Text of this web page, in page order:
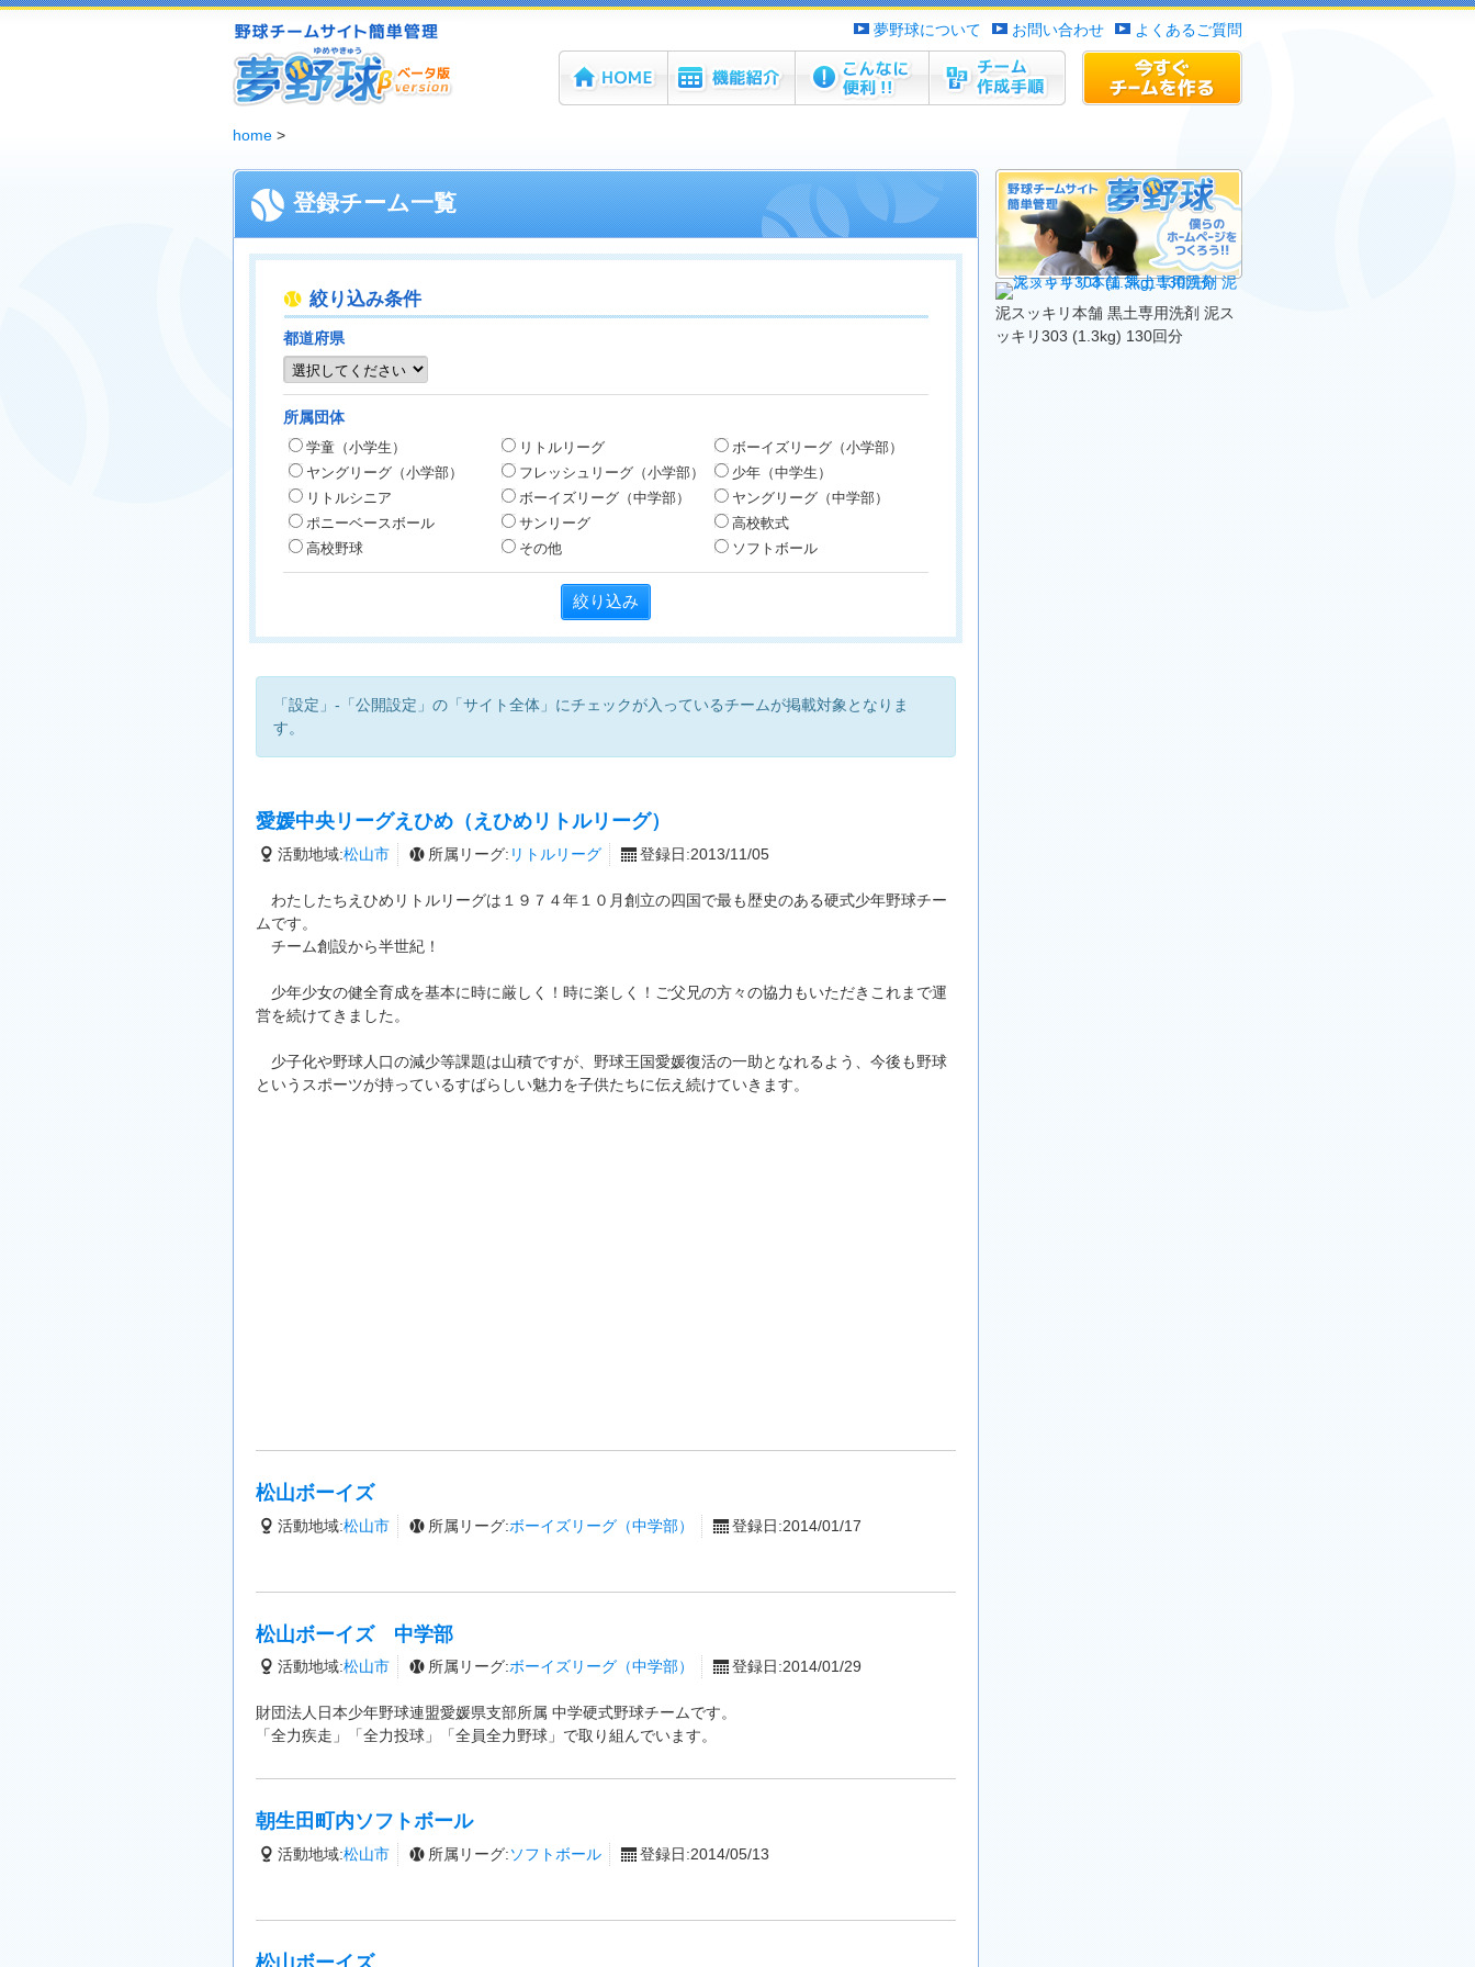
夢野球について お問い合わせ よくあるご質問
home >
登録チーム一覧
絞り込み条件
都道府県
所属団体
学童（小学生） リトルリーグ
ボーイズリーグ（小学部）
ヤングリーグ（小学部）
フレッシュリーグ（小学部）
少年（中学生）
リトルシニア
ボーイズリーグ（中学部）
ヤングリーグ（中学部）
ポニーベースボール
サンリーグ
高校軟式
高校野球
その他 ソフトボール
「設定」-「公開設定」の「サイト全体」にチェックが入っているチームが掲載対象となりま
す。
愛媛中央リーグえひめ（えひめリトルリーグ）
活動地域:松山市 所属リーグ: リトルリーグ 登録日:2013/11/05
わたしたちえひめリトルリーグは１９７４年１０月創立の四国で最も歴史のある硬式少年野球チー
ムです。
チーム創設から半世紀！
少年少女の健全育成を基本に時に厳しく！時に楽しく！ご父兄の方々の協力もいただきこれまで運
営を続けてきました。
少子化や野球人口の減少等課題は山積ですが、野球王国愛媛復活の一助となれるよう、今後も野球
というスポーツが持っているすばらしい魅力を子供たちに伝え続けていきます。
松山ボーイズ
活動地域:松山市 所属リーグ:ボーイズリーグ（中学部） 登録日:2014/01/17
松山ボーイズ 中学部
活動地域:松山市 所属リーグ:ボーイズリーグ（中学部） 登録日:2014/01/29
財団法人日本少年野球連盟愛媛県支部所属 中学硬式野球チームです。
「全力疾走」「全力投球」「全員全力野球」で取り組んでいます。
朝生田町内ソフトボール
活動地域:松山市 所属リーグ:ソフトボール 登録日:2014/05/13
松山ボーイズ
泥スッキリ本舗 黒土専用洗剤 泥ス
ッキリ303 (1.3kg) 130回分